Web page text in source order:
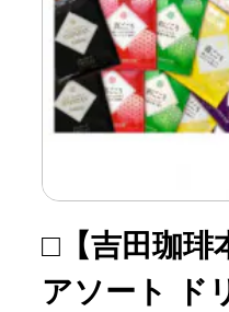
□【吉田珈琲
アソート ド